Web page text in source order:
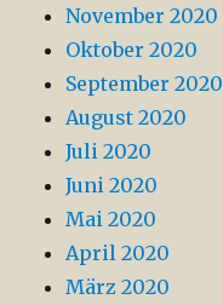
November 2020
Oktober 2020
September 2020
August 2020
Juli 2020
Juni 2020
Mai 2020
April 2020
März 2020